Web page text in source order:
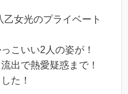
女光のプライベート
こいい2人の姿が！
出で熱愛疑惑まで！
た！